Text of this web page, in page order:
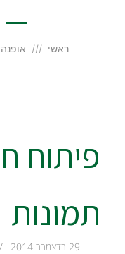
ראשי אופנה
פיתוח
תמונות
29 בדצמבר 2014